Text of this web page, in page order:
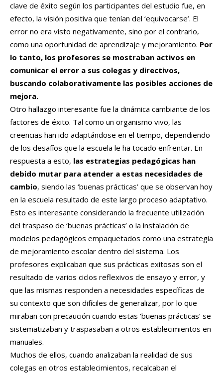
clave de éxito según los participantes del estudio fue, en
efecto, la visión positiva que tenían del ‘equivocarse’. El
error no era visto negativamente, sino por el contrario,
como una oportunidad de aprendizaje y mejoramiento. Por
lo tanto, los profesores se mostraban activos en
comunicar el error a sus colegas y directivos,
buscando colaborativamente las posibles acciones de
mejora.
Otro hallazgo interesante fue la dinámica cambiante de los
factores de éxito. Tal como un organismo vivo, las
creencias han ido adaptándose en el tiempo, dependiendo
de los desafíos que la escuela le ha tocado enfrentar. En
respuesta a esto, las estrategias pedagógicas han
debido mutar para atender a estas necesidades de
cambio, siendo las ‘buenas prácticas’ que se observan hoy
en la escuela resultado de este largo proceso adaptativo.
Esto es interesante considerando la frecuente utilización
del traspaso de ‘buenas prácticas’ o la instalación de
modelos pedagógicos empaquetados como una estrategia
de mejoramiento escolar dentro del sistema. Los
profesores explicaban que sus prácticas exitosas son el
resultado de varios ciclos reflexivos de ensayo y error, y
que las mismas responden a necesidades específicas de
su contexto que son difíciles de generalizar, por lo que
miraban con precaución cuando estas ‘buenas prácticas’ se
sistematizaban y traspasaban a otros establecimientos en
manuales.
Muchos de ellos, cuando analizaban la realidad de sus
colegas en otros establecimientos, recalcaban el